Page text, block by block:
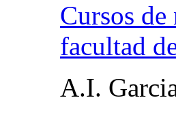
Cursos
facultad
A.I.